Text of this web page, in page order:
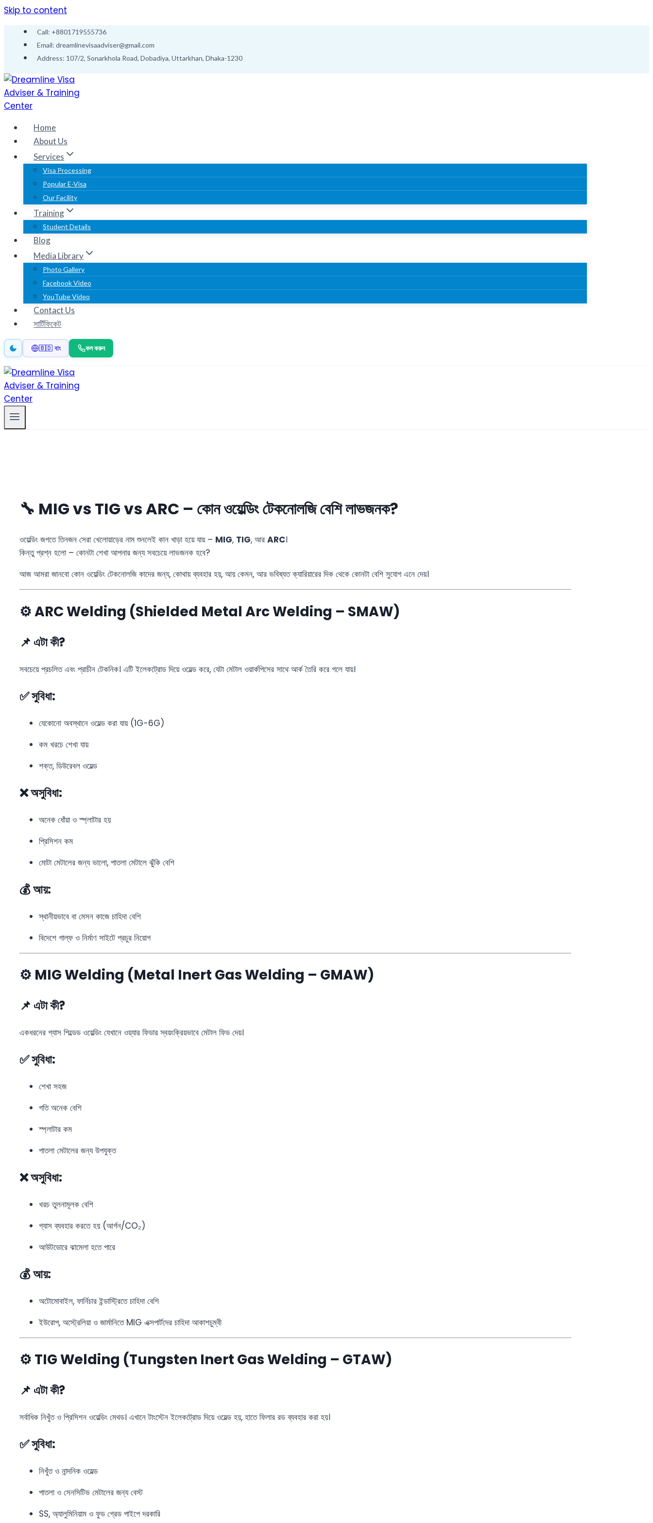
Skip to content
Call: +8801719555736
Email: dreamlinevisaadviser@gmail.com
Address: 107/2, Sonarkhola Road, Dobadiya, Uttarkhan, Dhaka-1230
Home
About Us
Services
Visa Processing
Popular E-Visa
Our Facility
Training
Student Details
Blog
Media Library
Photo Gallery
Facebook Video
YouTube Video
Contact Us
সার্টিফিকেট
🇧🇩 বাং কল করুন
🔧 MIG vs TIG vs ARC – কোন ওয়েল্ডিং টেকনোলজি বেশি লাভজনক?
ওয়েল্ডিং জগতে তিনজন সেরা খেলোয়াড়ের নাম শুনলেই কান খাড়া হয়ে যায় – MIG, TIG, আর ARC।
কিন্তু প্রশ্ন হলো – কোনটা শেখা আপনার জন্য সবচেয়ে লাভজনক হবে?
আজ আমরা জানবো কোন ওয়েল্ডিং টেকনোলজি কাদের জন্য, কোথায় ব্যবহার হয়, আয় কেমন, আর ভবিষ্যত ক্যারিয়ারের দিক থেকে কোনটা বেশি সুযোগ এনে দেয়।
⚙️ ARC Welding (Shielded Metal Arc Welding – SMAW)
📌 এটা কী?
সবচেয়ে প্রচলিত এবং প্রাচীন টেকনিক। এটি ইলেকট্রোড দিয়ে ওয়েল্ড করে, যেটা মেটাল ওয়ার্কপিসের সাথে আর্ক তৈরি করে গলে যায়।
✅ সুবিধা:
যেকোনো অবস্থানে ওয়েল্ড করা যায় (1G-6G)
কম খরচে শেখা যায়
শক্ত, ডিউরেবল ওয়েল্ড
❌ অসুবিধা:
অনেক ধোঁয়া ও স্প্লাটার হয়
প্রিসিশন কম
মোটা মেটালের জন্য ভালো, পাতলা মেটালে ঝুঁকি বেশি
💰 আয়:
স্থানীয়ভাবে বা মেসন কাজে চাহিদা বেশি
বিদেশে গাল্ফ ও নির্মাণ সাইটে প্রচুর নিয়োগ
⚙️ MIG Welding (Metal Inert Gas Welding – GMAW)
📌 এটা কী?
একধরনের গ্যাস শিল্ডেড ওয়েল্ডিং যেখানে ওয়্যার ফিডার স্বয়ংক্রিয়ভাবে মেটাল ফিড দেয়।
✅ সুবিধা:
শেখা সহজ
গতি অনেক বেশি
স্প্লাটার কম
পাতলা মেটালের জন্য উপযুক্ত
❌ অসুবিধা:
খরচ তুলনামূলক বেশি
গ্যাস ব্যবহার করতে হয় (আর্গন/CO₂)
আউটডোরে ঝামেলা হতে পারে
💰 আয়:
অটোমোবাইল, ফার্নিচার ইন্ডাস্ট্রিতে চাহিদা বেশি
ইউরোপ, অস্ট্রেলিয়া ও জার্মানিতে MIG এক্সপার্টদের চাহিদা আকাশচুম্বী
⚙️ TIG Welding (Tungsten Inert Gas Welding – GTAW)
📌 এটা কী?
সর্বাধিক নিখুঁত ও প্রিসিশন ওয়েল্ডিং মেথড। এখানে টাংস্টেন ইলেকট্রোড দিয়ে ওয়েল্ড হয়, হাতে ফিলার রড ব্যবহার করা হয়।
✅ সুবিধা:
নিখুঁত ও নান্দনিক ওয়েল্ড
পাতলা ও সেনসিটিভ মেটালের জন্য বেস্ট
SS, অ্যালুমিনিয়াম ও ফুড গ্রেড পাইপে দরকারি